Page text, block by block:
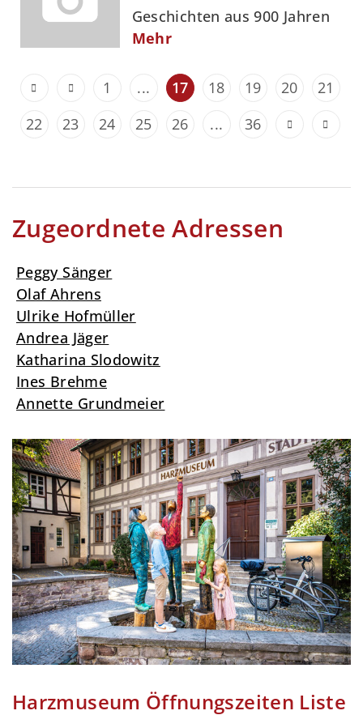
Geschichten aus 900 Jahren
Mehr
1 ... 17 18 19 20
21
22
23 24 25 26 ... 36
Zugeordnete Adressen
Peggy Sänger
Olaf Ahrens
Ulrike Hofmüller
Andrea Jäger
Katharina Slodowitz
Ines Brehme
Annette Grundmeier
Harzmuseum Öffnungszeiten Liste